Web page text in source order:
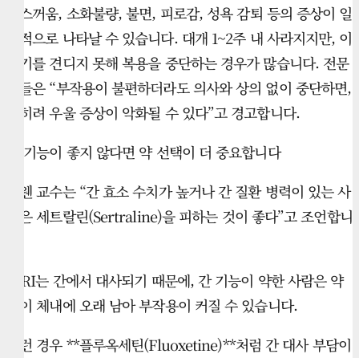
메스꺼움, 소화불량, 불면, 피로감, 성욕 감퇴 등의 증상이 일
시적으로 나타날 수 있습니다. 대개 1~2주 내 사라지지만, 이
시기를 견디지 못해 복용을 중단하는 경우가 많습니다. 전문
가들은 “부작용이 불편하더라도 의사와 상의 없이 중단하면,
오히려 우울 증상이 악화될 수 있다”고 경고합니다.
간 기능이 좋지 않다면 약 선택이 더 중요합니다
코웬 교수는 “간 효소 수치가 높거나 간 질환 병력이 있는 사
람은 세트랄린(Sertraline)을 피하는 것이 좋다”고 조언합니
SSRI는 간에서 대사되기 때문에, 간 기능이 약한 사람은 약
물이 체내에 오래 남아 부작용이 커질 수 있습니다.
이런 경우 **플루옥세틴(Fluoxetine)**처럼 간 대사 부담이